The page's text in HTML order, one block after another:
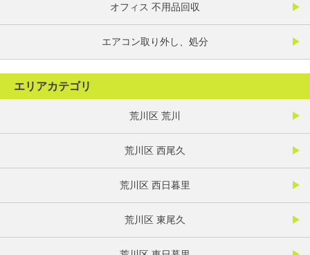
オフィス 不用品回収
エアコン取り外し、処分
エリアカテゴリ
荒川区 荒川
荒川区 西尾久
荒川区 西日暮里
荒川区 東尾久